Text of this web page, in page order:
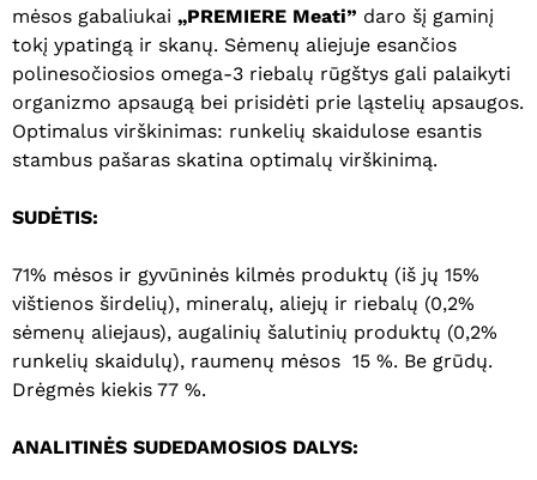
mėsos gabaliukai „PREMIERE Meati” daro šį gaminį
tokį ypatingą ir skanų. Sėmenų aliejuje esančios
polinesočiosios omega-3 riebalų rūgštys gali palaikyti
organizmo apsaugą bei prisidėti prie ląstelių apsaugos.
Optimalus virškinimas: runkelių skaidulose esantis
stambus pašaras skatina optimalų virškinimą.
SUDĖTIS:
71% mėsos ir gyvūninės kilmės produktų (iš jų 15%
vištienos širdelių), mineralų, aliejų ir riebalų (0,2%
sėmenų aliejaus), augalinių šalutinių produktų (0,2%
runkelių skaidulų), raumenų mėsos 15 %. Be grūdų.
Drėgmės kiekis 77 %.
ANALITINĖS SUDEDAMOSIOS DALYS: